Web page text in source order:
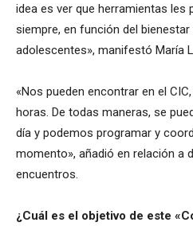
idea es ver que herramientas les
siempre, en función del
adolescentes», manifestó María
«Nos pueden encontrar en el
horas. De todas maneras, se
día y podemos programar y
momento», añadió en relación a
encuentros.
¿Cuál es el objetivo de este